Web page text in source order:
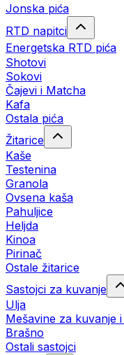
Jonska pića
RTD napitci
Energetska RTD pića
Shotovi
Sokovi
Čajevi i Matcha
Kafa
Ostala pića
Žitarice
Kaše
Testenina
Granola
Ovsena kaša
Pahuljice
Heljda
Kinoa
Pirinač
Ostale žitarice
Sastojci za kuvanje
Ulja
Mešavine za kuvanje
Brašno
Ostali sastojci